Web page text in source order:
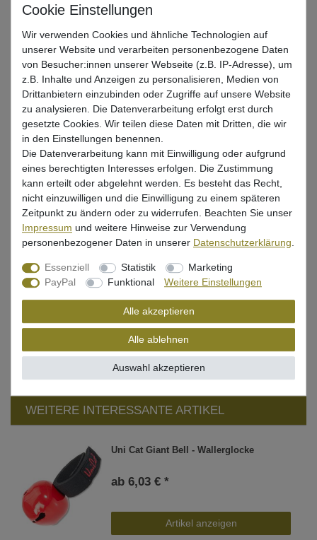
Wunschliste
Beschreibung
Bewertung
Produktsicherheit
Angelbox mit Fächern für Angelzubehör
beidseitig nutzbare Box
WEITERE INTERESSANTE ARTIKEL
Uni Cat Giant Bell - Wallerglocke
ab 6,03 € *
Artikel anzeigen
Wir verwenden Cookies und ähnliche Technologien auf
unserer Website und verarbeiten personenbezogene Daten
von Besucher:innen unserer Webseite (z.B. IP-Adresse), um
z.B. Inhalte und Anzeigen zu personalisieren, Medien von
Drittanbietern einzubinden oder Zugriffe auf unsere Website
zu analysieren. Die Datenverarbeitung erfolgt erst durch
gesetzte Cookies. Wir teilen diese Daten mit Dritten, die wir
in den Einstellungen benennen.
Die Datenverarbeitung kann mit Einwilligung oder aufgrund
eines berechtigten Interesses erfolgen. Die Zustimmung
kann erteilt oder abgelehnt werden. Es besteht das Recht,
nicht einzuwilligen und die Einwilligung zu einem späteren
Zeitpunkt zu ändern oder zu widerrufen. Beachten Sie unser
Impressum und weitere Hinweise zur Verwendung
personenbezogener Daten in unserer Daten­schutz­erklärung.
Essenziell Statistik
Marketing
PayPal
Funktional Weitere Einstellungen
Alle akzeptieren
Alle ablehnen
Auswahl akzeptieren